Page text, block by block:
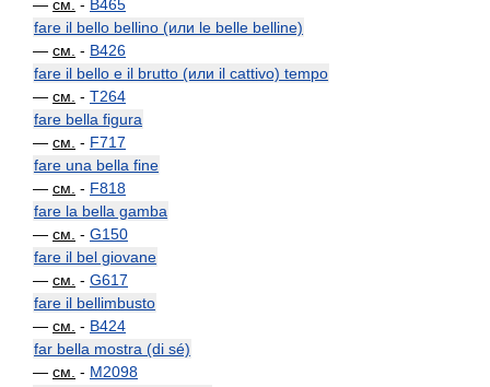
— см. - B465
fare il bello bellino (или le belle belline)
— см. - B426
fare il bello e il brutto (или il cattivo) tempo
— см. - T264
fare bella figura
— см. - F717
fare una bella fine
— см. - F818
fare la bella gamba
— см. - G150
fare il bel giovane
— см. - G617
fare il bellimbusto
— см. - B424
far bella mostra (di sé)
— см. - M2098